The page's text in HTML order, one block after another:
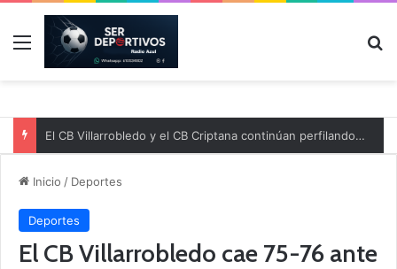
Menú
El CB Villarrobledo y el CB Criptana continúan perfilando sus plantillas
Inicio / Deportes
Deportes
El CB Villarrobledo cae 75-76 ante